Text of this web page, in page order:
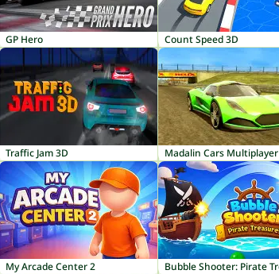
GP Hero Count Speed 3D
Traffic Jam 3D Madalin Cars Multiplayer
My Arcade Center 2